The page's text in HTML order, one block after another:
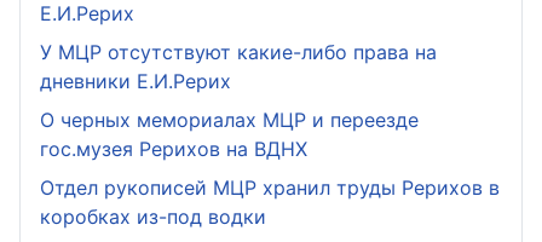
Е.И.Рерих
У МЦР отсутствуют какие-либо права на
дневники Е.И.Рерих
О черных мемориалах МЦР и переезде
гос.музея Рерихов на ВДНХ
Отдел рукописей МЦР хранил труды Рерихов в
коробках из-под водки